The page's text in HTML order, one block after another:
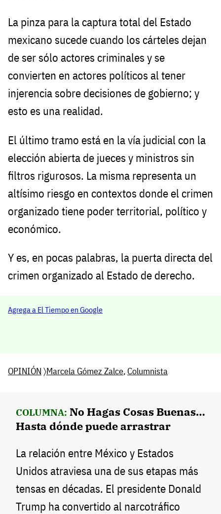
La pinza para la captura total del Estado
mexicano sucede cuando los cárteles dejan
de ser sólo actores criminales y se
convierten en actores políticos al tener
injerencia sobre decisiones de gobierno; y
esto es una realidad.
El último tramo está en la vía judicial con la
elección abierta de jueces y ministros sin
filtros rigurosos. La misma representa un
altísimo riesgo en contextos donde el crimen
organizado tiene poder territorial, político y
económico.
Y es, en pocas palabras, la puerta directa del
crimen organizado al Estado de derecho.
Agrega a El Tiempo en Google
OPINIÓN 〉Marcela Gómez Zalce, Columnista
COLUMNA: No Hagas Cosas Buenas…
Hasta dónde puede arrastrar
La relación entre México y Estados
Unidos atraviesa una de sus etapas más
tensas en décadas. El presidente Donald
Trump ha convertido al narcotráfico